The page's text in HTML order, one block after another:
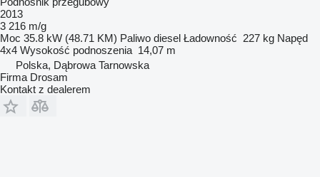
2013
3 216 m/g
Moc 35.8 kW (48.71 KM) Paliwo diesel Ładowność 227 kg Napęd
4x4 Wysokość podnoszenia 14,07 m
Polska, Dąbrowa Tarnowska
Firma Drosam
Kontakt z dealerem